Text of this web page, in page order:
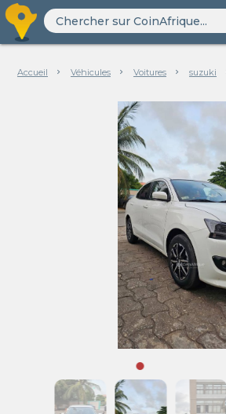
Accueil Véhicules Voitures suzuki